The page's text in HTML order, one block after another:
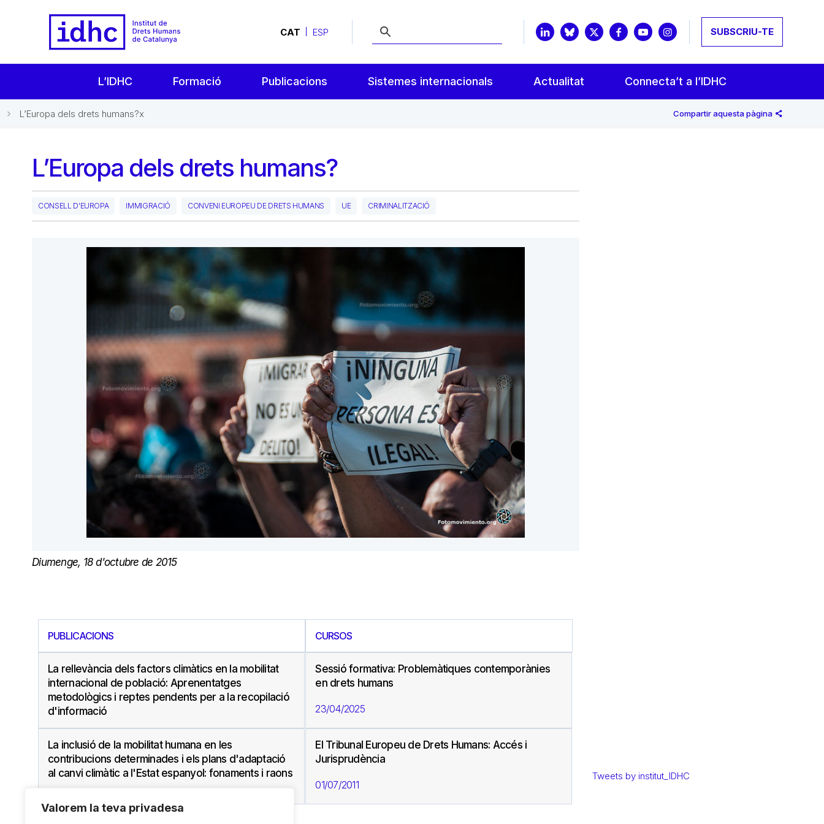
Valorem la teva privadesa
CAT ESP SUBSCRIU-TE
L’IDHC Formació Publicacions Sistemes internacionals Actualitat Connecta’t a l’IDHC
L’Europa dels drets humans?x Compartir aquesta pàgina
L’Europa dels drets humans?
CONSELL D'EUROPA IMMIGRACIÓ CONVENI EUROPEU DE DRETS HUMANS UE CRIMINALITZACIÓ
Diumenge, 18 d'octubre de 2015
PUBLICACIONS
La rellevància dels factors climàtics en la mobilitat
internacional de població: Aprenentatges
metodològics i reptes pendents per a la recopilació
d'informació
La inclusió de la mobilitat humana en les
contribucions determinades i els plans d'adaptació
al canvi climàtic a l'Estat espanyol: fonaments i raons
CURSOS
Sessió formativa: Problemàtiques contemporànies
en drets humans
23/04/2025
El Tribunal Europeu de Drets Humans: Accés i
Jurisprudència
01/07/2011
Tweets by institut_IDHC